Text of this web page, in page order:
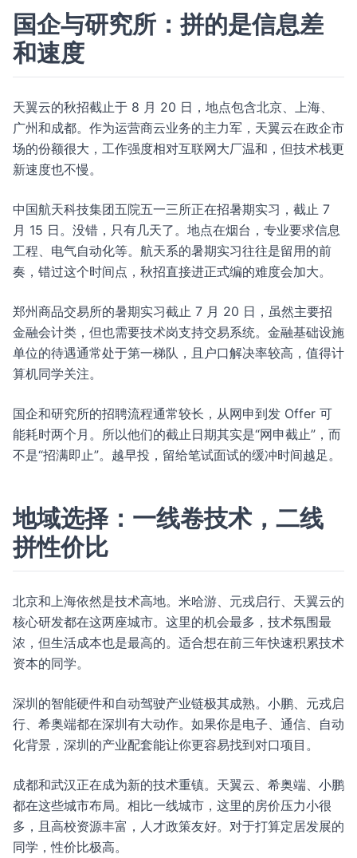
国企与研究所：拼的是信息差
和速度
天翼云的秋招截止于 8 月 20 日，地点包含北京、上海、
广州和成都。作为运营商云业务的主力军，天翼云在政企市
场的份额很大，工作强度相对互联网大厂温和，但技术栈更
新速度也不慢。
中国航天科技集团五院五一三所正在招暑期实习，截止 7
月 15 日。没错，只有几天了。地点在烟台，专业要求信息
工程、电气自动化等。航天系的暑期实习往往是留用的前
奏，错过这个时间点，秋招直接进正式编的难度会加大。
郑州商品交易所的暑期实习截止 7 月 20 日，虽然主要招
金融会计类，但也需要技术岗支持交易系统。金融基础设施
单位的待遇通常处于第一梯队，且户口解决率较高，值得计
算机同学关注。
国企和研究所的招聘流程通常较长，从网申到发 Offer 可
能耗时两个月。所以他们的截止日期其实是“网申截止”，而
不是“招满即止”。越早投，留给笔试面试的缓冲时间越足。
地域选择：一线卷技术，二线
拼性价比
北京和上海依然是技术高地。米哈游、元戎启行、天翼云的
核心研发都在这两座城市。这里的机会最多，技术氛围最
浓，但生活成本也是最高的。适合想在前三年快速积累技术
资本的同学。
深圳的智能硬件和自动驾驶产业链极其成熟。小鹏、元戎启
行、希奥端都在深圳有大动作。如果你是电子、通信、自动
化背景，深圳的产业配套能让你更容易找到对口项目。
成都和武汉正在成为新的技术重镇。天翼云、希奥端、小鹏
都在这些城市布局。相比一线城市，这里的房价压力小很
多，且高校资源丰富，人才政策友好。对于打算定居发展的
同学，性价比极高。